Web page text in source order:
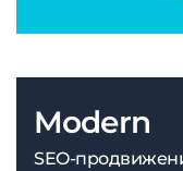
Modern
SEO-